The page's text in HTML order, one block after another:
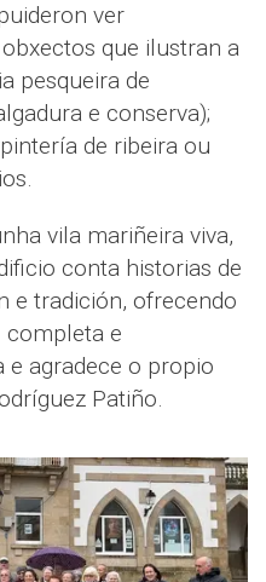
ver
que ilustran a
pesqueira de
e conserva);
de ribeira ou
vila mariñeira viva,
conta historias de
e tradición, ofrecendo
completa e
e agradece o propio
Patiño.